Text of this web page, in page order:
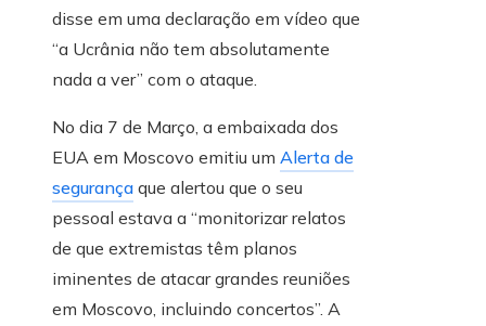
disse em uma declaração em vídeo que
“a Ucrânia não tem absolutamente
nada a ver” com o ataque.
No dia 7 de Março, a embaixada dos
EUA em Moscovo emitiu um Alerta de
segurança que alertou que o seu
pessoal estava a “monitorizar relatos
de que extremistas têm planos
iminentes de atacar grandes reuniões
em Moscovo, incluindo concertos”. A